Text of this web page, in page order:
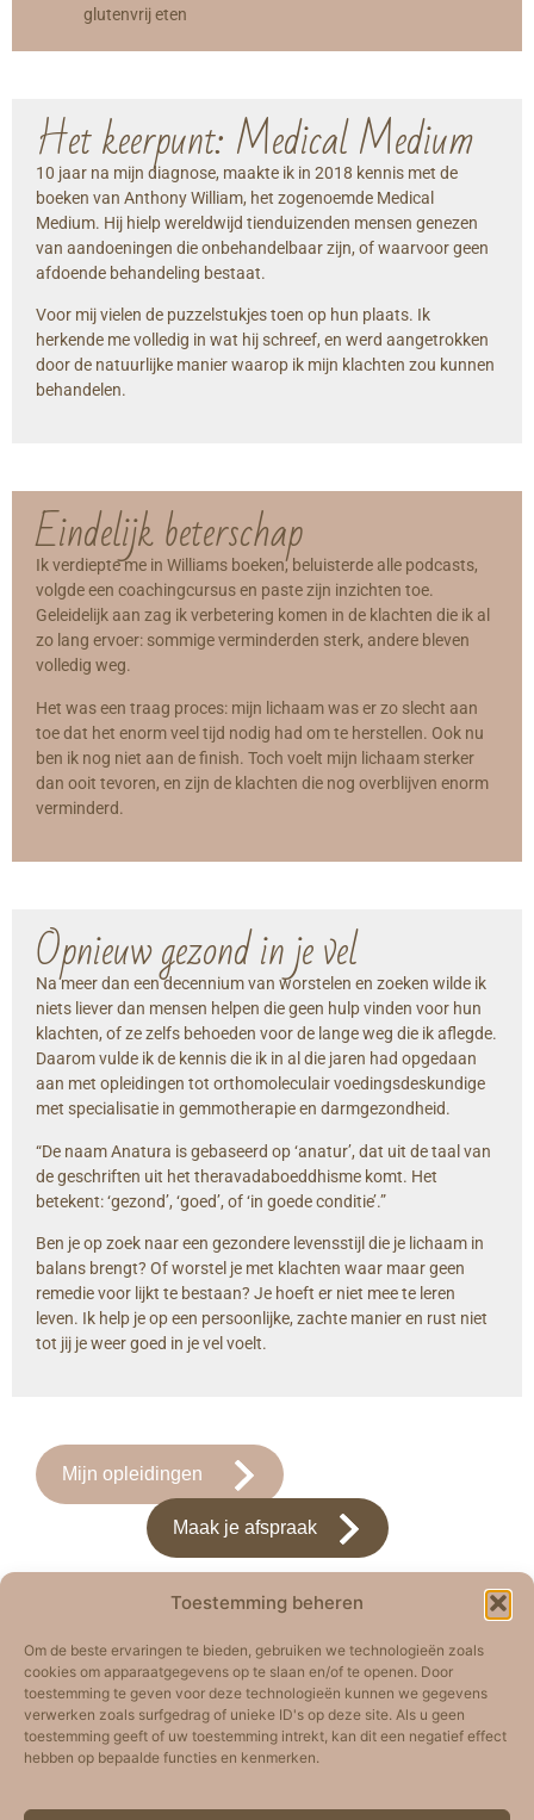
Toestemming beheren
Om de beste ervaringen te bieden, gebruiken we technologieën zoals
cookies om apparaatgegevens op te slaan en/of te openen. Door
toestemming te geven voor deze technologieën kunnen we gegevens
verwerken zoals surfgedrag of unieke ID's op deze site. Als u geen
toestemming geeft of uw toestemming intrekt, kan dit een negatief effect
hebben op bepaalde functies en kenmerken.
glutenvrij eten
Het keerpunt: Medical Medium
10 jaar na mijn diagnose, maakte ik in 2018 kennis met de
boeken van Anthony William, het zogenoemde Medical
Medium. Hij hielp wereldwijd tienduizenden mensen genezen
van aandoeningen die onbehandelbaar zijn, of waarvoor geen
afdoende behandeling bestaat.
Voor mij vielen de puzzelstukjes toen op hun plaats. Ik
herkende me volledig in wat hij schreef, en werd aangetrokken
door de natuurlijke manier waarop ik mijn klachten zou kunnen
behandelen.
Eindelijk beterschap
Ik verdiepte me in Williams boeken, beluisterde alle podcasts,
volgde een coachingcursus en paste zijn inzichten toe.
Geleidelijk aan zag ik verbetering komen in de klachten die ik al
zo lang ervoer: sommige verminderden sterk, andere bleven
volledig weg.
Het was een traag proces: mijn lichaam was er zo slecht aan
toe dat het enorm veel tijd nodig had om te herstellen. Ook nu
ben ik nog niet aan de finish. Toch voelt mijn lichaam sterker
dan ooit tevoren, en zijn de klachten die nog overblijven enorm
verminderd.
Opnieuw gezond in je vel
Na meer dan een decennium van worstelen en zoeken wilde ik
niets liever dan mensen helpen die geen hulp vinden voor hun
klachten, of ze zelfs behoeden voor de lange weg die ik aflegde.
Daarom vulde ik de kennis die ik in al die jaren had opgedaan
aan met opleidingen tot orthomoleculair voedingsdeskundige
met specialisatie in gemmotherapie en darmgezondheid.
“De naam Anatura is gebaseerd op ‘anatur’, dat uit de taal van
de geschriften uit het theravadaboeddhisme komt. Het
betekent: ‘gezond’, ‘goed’, of ‘in goede conditie’.”
Ben je op zoek naar een gezondere levensstijl die je lichaam in
balans brengt? Of worstel je met klachten waar maar geen
remedie voor lijkt te bestaan? Je hoeft er niet mee te leren
leven. Ik help je op een persoonlijke, zachte manier en rust niet
tot jij je weer goed in je vel voelt.
Mijn opleidingen
Maak je afspraak